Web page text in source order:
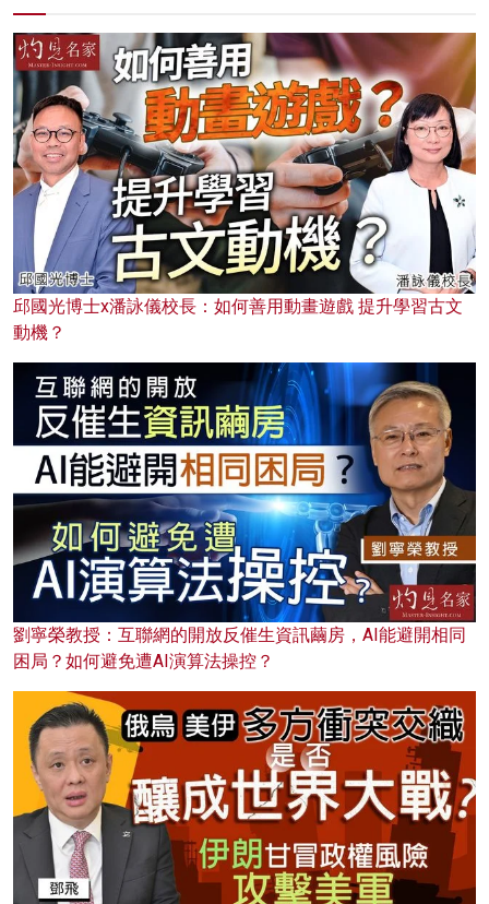
邱國光博士x潘詠儀校長：如何善用動畫遊戲 提升學習古文
動機？
劉寧榮教授：互聯網的開放反催生資訊繭房，AI能避開相同
困局？如何避免遭AI演算法操控？